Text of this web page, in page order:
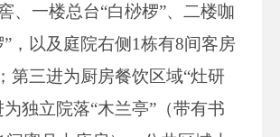
、一楼总台“白桫椤”、二楼咖
”，以及庭院右侧1栋有8间客房
第三进为厨房餐饮区域“灶研
独立院落“木兰亭”（带有书